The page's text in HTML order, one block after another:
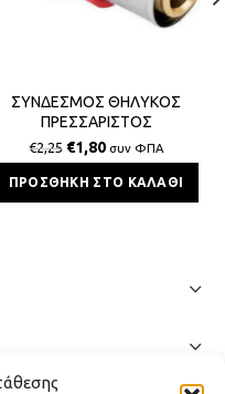
ΣΥΝΔΕΣΜΟΣ ΘΗΛΥΚΟΣ
ΠΡΕΣΣΑΡΙΣΤΟΣ
16x2x1/2
€2,25 €1,80 συν ΦΠΑ
ΠΡΟΣΘΉΚΗ ΣΤΟ ΚΑΛΆΘΙ